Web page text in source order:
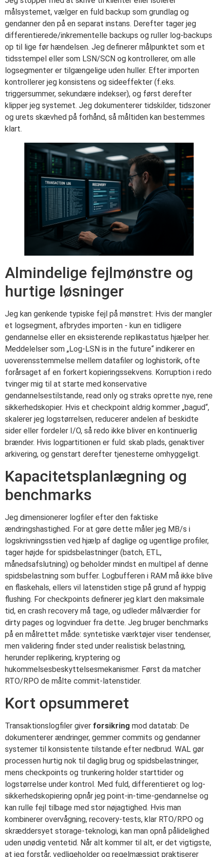
målsystemet, vælger en fuld backup som grundlag og
gendanner den på en separat instans. Derefter tager jeg
differentierede/inkrementelle backups og ruller log-backups
op til lige før hændelsen. Jeg definerer målpunktet som et
tidsstempel eller som LSN/SCN og kontrollerer, om alle
logsegmenter er tilgængelige uden huller. Efter importen
kontrollerer jeg konsistens og sideeffekter (f.eks.
triggersummer, sekundære indekser), og først derefter
klipper jeg systemet. Jeg dokumenterer tidskilder, tidszoner
og urets skævhed på forhånd, så måltiden kan bestemmes
klart.
Almindelige fejlmønstre og
hurtige løsninger
Jeg kan genkende typiske fejl på mønstret: Hvis der mangler
et logsegment, afbrydes importen - kun en tidligere
gendannelse eller en eksisterende replikastatus hjælper her.
Meddelelser som „Log-LSN is in the future“ indikerer en
uoverensstemmelse mellem datafiler og loghistorik, ofte
forårsaget af en forkert kopieringssekvens. Korruption i redo
tvinger mig til at starte med konservative
gendannelsestilstande, read only og straks oprette nye, rene
sikkerhedskopier. Hvis et checkpoint aldrig kommer „bagud“,
skalerer jeg logstørrelsen, reducerer andelen af beskidte
sider eller fordeler I/O, så redo ikke bliver en kontinuerlig
brænder. Hvis logpartitionen er fuld: skab plads, genaktiver
arkivering, og genstart derefter tjenesterne omhyggeligt.
Kapacitetsplanlægning og
benchmarks
Jeg dimensionerer logfiler efter den faktiske
ændringshastighed. For at gøre dette måler jeg MB/s i
logskrivningsstien ved hjælp af daglige og ugentlige profiler,
tager højde for spidsbelastninger (batch, ETL,
månedsafslutning) og beholder mindst en multipel af denne
spidsbelastning som buffer. Logbufferen i RAM må ikke blive
en flaskehals, ellers vil latenstiden stige på grund af hyppig
flushing. For checkpoints definerer jeg klart den maksimale
tid, en crash recovery må tage, og udleder målværdier for
dirty pages og logvinduer fra dette. Jeg bruger benchmarks
på en målrettet måde: syntetiske værktøjer viser tendenser,
men validering finder sted under realistisk belastning,
herunder replikering, kryptering og
hukommelsesbeskyttelsesmekanismer. Først da matcher
RTO/RPO de målte commit-latenstider.
Kort opsummeret
Transaktionslogfiler giver forsikring mod datatab: De
dokumenterer ændringer, gemmer commits og gendanner
systemer til konsistente tilstande efter nedbrud. WAL gør
processen hurtig nok til daglig brug og spidsbelastninger,
mens checkpoints og trunkering holder starttider og
logstørrelse under kontrol. Med fuld, differentieret og log-
sikkerhedskopiering opnår jeg point-in-time-gendannelse og
kan rulle fejl tilbage med stor nøjagtighed. Hvis man
kombinerer overvågning, recovery-tests, klar RTO/RPO og
skræddersyet storage-teknologi, kan man opnå pålidelighed
uden unødig ventetid. Når alt kommer til alt, er det vigtigste,
at jeg forstår, vedligeholder og regelmæssigt praktiserer